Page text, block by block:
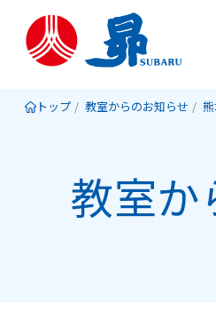
トップ 教室からのお知らせ
教室か